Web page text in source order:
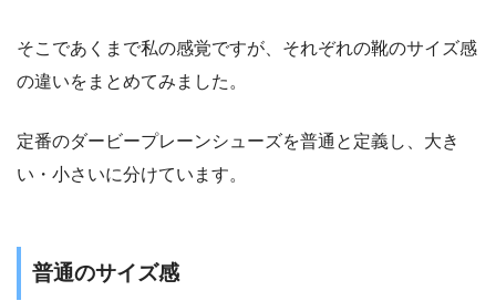
そこであくまで私の感覚ですが、それぞれの靴のサイズ感
の違いをまとめてみました。
定番のダービープレーンシューズを普通と定義し、大き
い・小さいに分けています。
普通のサイズ感